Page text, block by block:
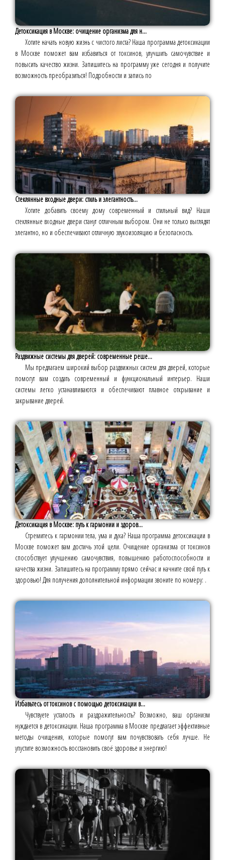
Детоксикация в Москве: очищение организма для н...
Хотите начать новую жизнь с чистого листа? Наша программа детоксикации
в Москве поможет вам избавиться от токсинов, улучшить самочувствие и
повысить качество жизни. Запишитесь на программу уже сегодня и получите
возможность преобразиться! Подробности и запись по
Стеклянные входные двери: стиль и элегантность...
Хотите добавить своему дому современный и стильный вид? Наши
стеклянные входные двери станут отличным выбором. Они не только выглядят
элегантно, но и обеспечивают отличную звукоизоляцию и безопасность.
Раздвижные системы для дверей: современные реше...
Мы предлагаем широкий выбор раздвижных систем для дверей, которые
помогут вам создать современный и функциональный интерьер. Наши
системы легко устанавливаются и обеспечивают плавное открывание и
закрывание дверей.
Детоксикация в Москве: путь к гармонии и здоров...
Стремитесь к гармонии тела, ума и духа? Наша программа детоксикации в
Москве поможет вам достичь этой цели. Очищение организма от токсинов
способствует улучшению самочувствия, повышению работоспособности и
качества жизни. Запишитесь на программу прямо сейчас и начните свой путь к
здоровью! Для получения дополнительной информации звоните по номеру: .
Избавьтесь от токсинов с помощью детоксикации в...
Чувствуете усталость и раздражительность? Возможно, ваш организм
нуждается в детоксикации. Наша программа в Москве предлагает эффективные
методы очищения, которые помогут вам почувствовать себя лучше. Не
упустите возможность восстановить своё здоровье и энергию!